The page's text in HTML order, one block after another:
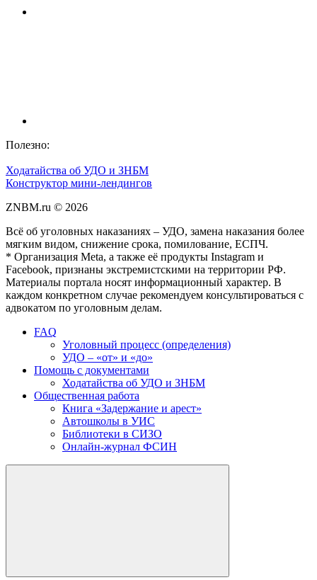
Полезно:
Ходатайства об УДО и ЗНБМ
Конструктор мини-лендингов
ZNBM.ru © 2026
Всё об уголовных наказаниях – УДО, замена наказания более
мягким видом, снижение срока, помилование, ЕСПЧ.
* Организация Meta, а также её продукты Instagram и
Facebook, признаны экстремистскими на территории РФ.
Материалы портала носят информационный характер. В
каждом конкретном случае рекомендуем консультироваться с
адвокатом по уголовным делам.
FAQ
Уголовный процесс (определения)
УДО – «от» и «до»
Помощь с документами
Ходатайства об УДО и ЗНБМ
Общественная работа
Книга «Задержание и арест»
Автошколы в УИС
Библиотеки в СИЗО
Онлайн-журнал ФСИН